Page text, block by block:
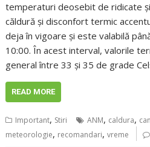
temperaturi deosebit de ridicate
căldură și disconfort termic
deja în vigoare și este valabilă
10:00. În acest interval, valorile
general între 33 și 35 de grade
READ MORE
Important, Stiri ANM, caldura,
meteorologie, recomandari,vreme